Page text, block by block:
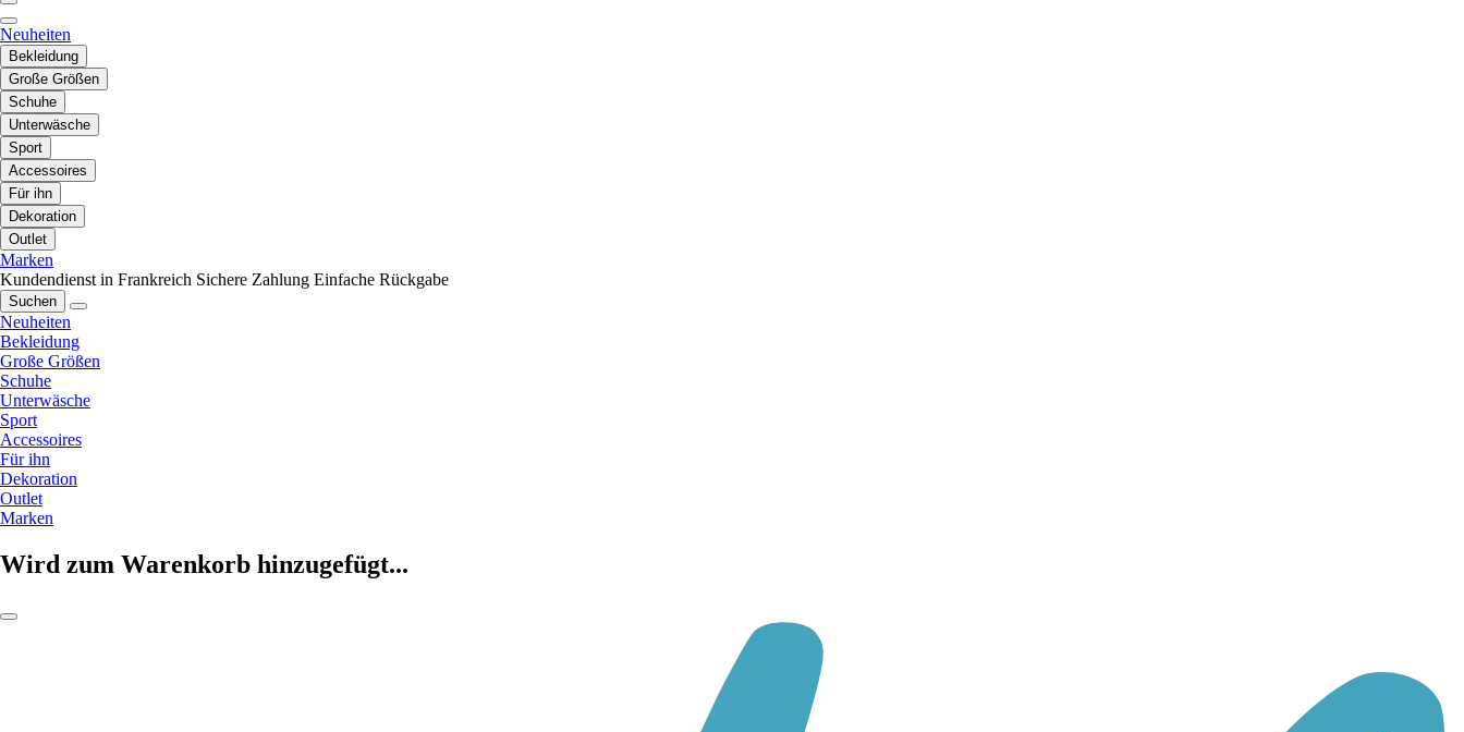
Neuheiten
Bekleidung
Große Größen
Schuhe
Unterwäsche
Sport
Accessoires
Für ihn
Dekoration
Outlet
Marken
Kundendienst in Frankreich Sichere Zahlung Einfache Rückgabe
Suchen
Neuheiten
Bekleidung
Große Größen
Schuhe
Unterwäsche
Sport
Accessoires
Für ihn
Dekoration
Outlet
Marken
Wird zum Warenkorb hinzugefügt...